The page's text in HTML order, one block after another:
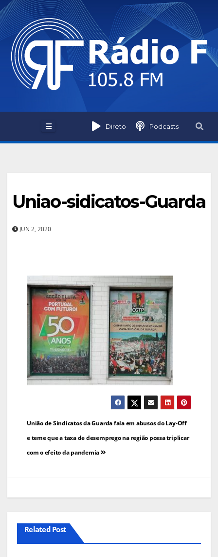
Skip
to
content
Direto Podcasts
Uniao-sidicatos-Guarda
JUN 2, 2020
Navegação
de
artigos
União de Sindicatos da Guarda fala em abusos do Lay-Off
e teme que a taxa de desemprego na região possa triplicar
com o efeito da pandemia
Related Post